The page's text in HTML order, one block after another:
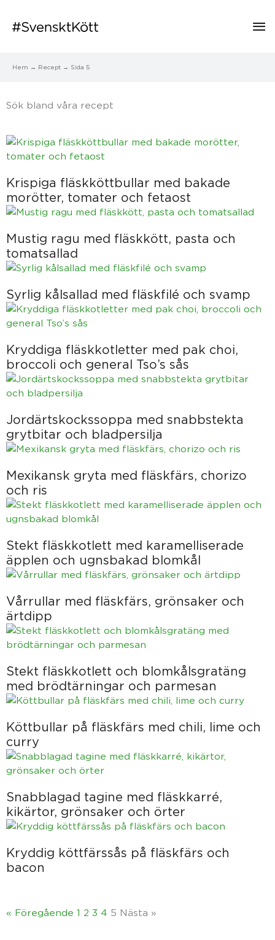
Hem Recept Sida 5
Sök bland våra recept​
Krispiga fläskköttbullar med bakade
morötter, tomater och fetaost
Mustig ragu med fläskkött, pasta och
tomatsallad
Syrlig kålsallad med fläskfilé och svamp
Kryddiga fläskkotletter med pak choi,
broccoli och general Tso’s sås
Jordärtskockssoppa med snabbstekta
grytbitar och bladpersilja
Mexikansk gryta med fläskfärs, chorizo
och ris
Stekt fläskkotlett med karamelliserade
äpplen och ugnsbakad blomkål
Vårrullar med fläskfärs, grönsaker och
ärtdipp
Stekt fläskkotlett och blomkålsgratäng
med brödtärningar och parmesan
Köttbullar på fläskfärs med chili, lime och
curry
Snabblagad tagine med fläskkarré,
kikärtor, grönsaker och örter
Kryddig köttfärssås på fläskfärs och
bacon
« Föregående
Sida
1
Sida
2
Sida
3
Sida
4
Sida
5 Nästa »